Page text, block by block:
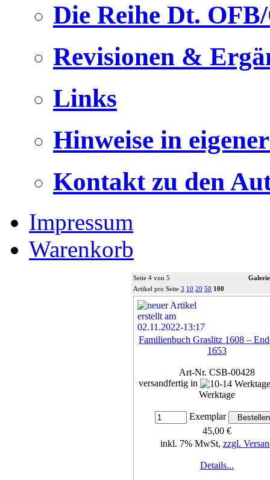
Die Reihe Dt.
Revisionen &
Links
Hinweise in
Kontakt zu den
Impressum
Warenkorb
Seite 4 von 5
Artikel pro Seite 3 10 20 50 100
Familienbuch Graslitz 1608 –
1653
Art-Nr. CSB-00428
versandfertig in
Werktage
Exemplar
45,00 €
inkl. 7% MwSt, zzgl.
Details...